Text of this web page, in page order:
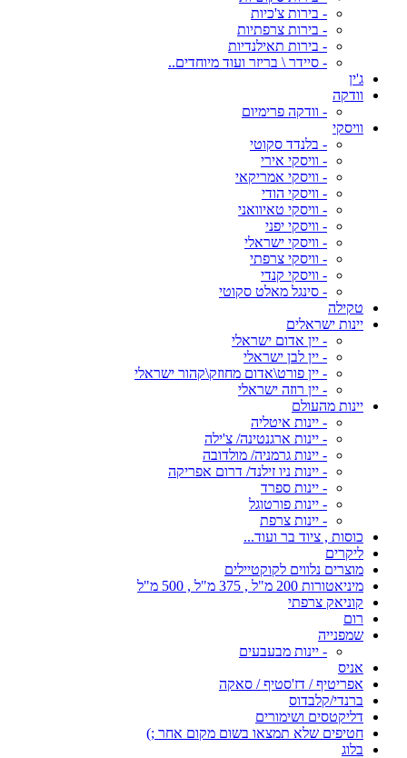
- בירות צ'כיות
- בירות צרפתיות
- בירות תאילנדיות
- סיידר \ בריזר ועוד מיוחדים..
ג'ין
וודקה
- וודקה פרימיום
וויסקי
- בלנדד סקוטי
- וויסקי אירי
- וויסקי אמריקאי
- וויסקי הודי
- וויסקי טאיוואני
- וויסקי יפני
- וויסקי ישראלי
- וויסקי צרפתי
- וויסקי קנדי
- סינגל מאלט סקוטי
טקילה
יינות ישראלים
- יין אדום ישראלי
- יין לבן ישראלי
- יין פורט\אדום מחוזק\קהור ישראלי
- יין רוזה ישראלי
יינות מהעולם
- יינות איטליה
- יינות ארגנטינה/ צ'ילה
- יינות גרמניה/ מולדובה
- יינות ניו זילנד/ דרום אפריקה
- יינות ספרד
- יינות פורטוגל
- יינות צרפת
כוסות , ציוד בר ועוד...
ליקרים
מוצרים נלווים לקוקטיילים
מיניאטורות 200 מ"ל , 375 מ"ל , 500 מ"ל
קוניאק צרפתי
רום
שמפנייה
- יינות מבעבעים
אניס
אפריטיף / דז'סטיף / סאקה
ברנדי/קלבדוס
דליקטסים ושימורים
חטיפים שלא תמצאו בשום מקום אחר ;)
בלוג